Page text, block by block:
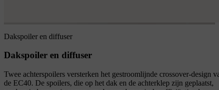
Dakspoiler en diffuser
Dakspoiler en diffuser
Twee achterspoilers versterken het gestroomlijnde crossover-design
de EC40. De spoilers, die op het dak en de achterklep zijn geplaatst,